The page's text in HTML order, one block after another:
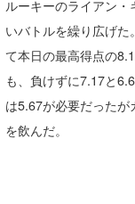
ルーキーのライアン
いバトルを繰り広げ
て本日の最高得点の
も、負けずに7.17と
は5.67が必要だった
を飲んだ。